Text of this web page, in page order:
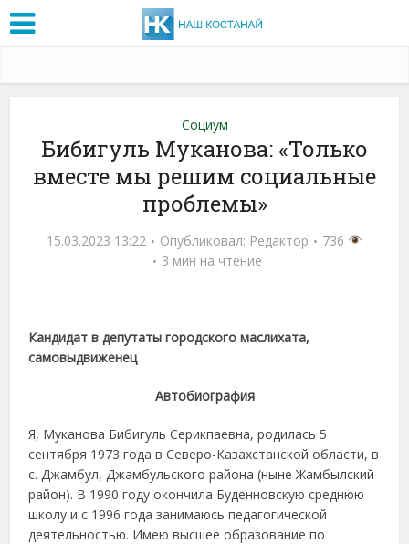
Социум
Бибигуль Муканова: «Только
вместе мы решим социальные
проблемы»
15.03.2023 13:22 Опубликовал: Редактор
736
3 мин на чтение
Кандидат в депутаты городского маслихата,
самовыдвиженец
Автобиография
Я, Муканова Бибигуль Серикпаевна, родилась 5
сентября 1973 года в Северо-Казахстанской области, в
с. Джамбул, Джамбульского района (ныне Жамбылский
район). В 1990 году окончила Буденновскую среднюю
школу и с 1996 года занимаюсь педагогической
деятельностью. Имею высшее образование по